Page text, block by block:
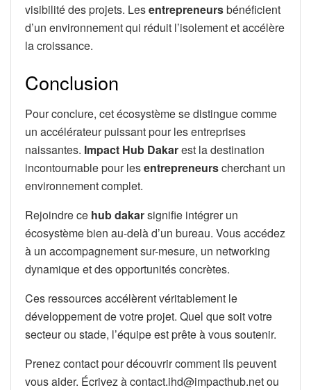
visibilité des projets. Lesentrepreneursbénéficient
d’un environnement qui réduit l’isolement et accélère
la croissance.
Conclusion
Pour conclure, cet écosystème se distingue comme
un accélérateur puissant pour les entreprises
naissantes. Impact Hub Dakarest la destination
incontournable pour lesentrepreneurscherchant un
environnement complet.
Rejoindre ce hub dakarsignifie intégrer un
écosystème bien au-delà d’un bureau. Vous accédez
à un accompagnement sur-mesure, un networking
dynamique et des opportunités concrètes.
Ces ressources accélèrent véritablement le
développement de votre projet. Quel que soit votre
secteur ou stade, l’équipe est prête à vous soutenir.
Prenez contact pour découvrir comment ils peuvent
vous aider. Écrivez à contact.ihd@impacthub.net ou